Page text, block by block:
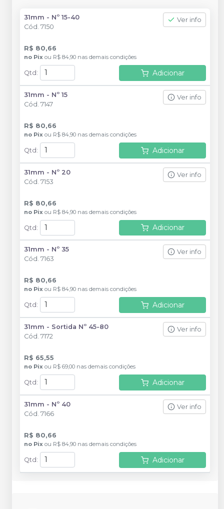
31mm - Nº 15-40
Cód. 7150
Ver info
R$ 80,66
no Pix ou R$ 84,90 nas demais condições
Qtd : Adicionar
31mm - Nº 15
Cód. 7147
Ver info
R$ 80,66
no Pix ou R$ 84,90 nas demais condições
Qtd : Adicionar
31mm - Nº 20
Cód. 7153
Ver info
R$ 80,66
no Pix ou R$ 84,90 nas demais condições
Qtd: Adicionar
31mm - Nº 35
Cód. 7163
Ver info
R$ 80,66
no Pix ou R$ 84,90 nas demais condições
Qtd : Adicionar
31mm - Sortida Nº 45-80
Cód. 7172
Ver info
R$ 65,55
no Pix ou R$ 69,00 nas demais condições
Qtd : Adicionar
31mm - Nº 40
Cód. 7166
Ver info
R$ 80,66
no Pix ou R$ 84,90 nas demais condições
Qtd : Adicionar